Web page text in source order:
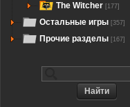
The Witcher [177]
Остальные игры [357]
Прочие разделы [167]